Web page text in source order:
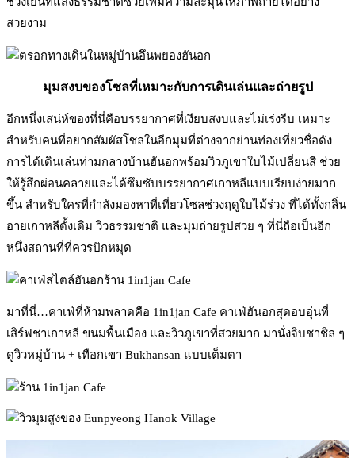
สวยงาม
มุมสงบของโซลที่เหมาะกับการเดินเล่นและถ่ายรูป
อีกหนึ่งเสน่ห์ของที่นี่คือบรรยากาศที่เงียบสงบและไม่เร่งรีบ เหมาะ
สำหรับคนที่อยากสัมผัสโซลในอีกมุมที่ต่างจากย่านท่องเที่ยวชื่อดัง
การได้เดินเล่นท่ามกลางบ้านฮันอกพร้อมวิวภูเขาใบไม้เปลี่ยนสี ช่วย
ให้รู้สึกผ่อนคลายและได้ซึมซับบรรยากาศเกาหลีแบบเรียบง่ายมาก
ขึ้น สำหรับใครที่กำลังมองหาที่เที่ยวโซลช่วงฤดูใบไม้ร่วง ที่ได้ทั้งกลิ่น
อายเกาหลีดั้งเดิม วิวธรรมชาติ และมุมถ่ายรูปสวย ๆ ที่นี่ถือเป็นอีก
หนึ่งสถานที่ที่ควรปักหมุด
มาที่นี่…คาเฟ่ที่ห้ามพลาดคือ 1in1jan Cafe คาเฟ่ฮันอกสุดอบอุ่นที่
เสิร์ฟชาเกาหลี ขนมพื้นเมือง และวิวภูเขาที่สวยมาก มานั่งจิบชาชิล ๆ
ดูวิวหมู่บ้าน + เทือกเขา Bukhansan แบบเต็มตา